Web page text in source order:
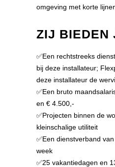
omgeving met korte
ZIJ BIEDEN
✅Een rechtstreeks
bij deze installateur;
deze installateur de
✅Een bruto
en € 4.500,-
✅Projecten binnen de
kleinschalige utiliteit
✅Een dienstverband
week
✅25 vakantiedagen en